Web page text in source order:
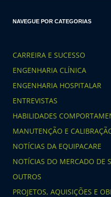
NAVEGUE POR CATEGORIAS
CARREIRA E SUCESSO
ENGENHARIA CLÍNICA
ENGENHARIA HOSPITALAR
ENTREVISTAS
HABILIDADES
MANUTENÇÃO E
NOTÍCIAS DA EQUIPACARE
NOTÍCIAS DO MERCADO DE
OUTROS
PROJETOS, AQUISIÇÕES E